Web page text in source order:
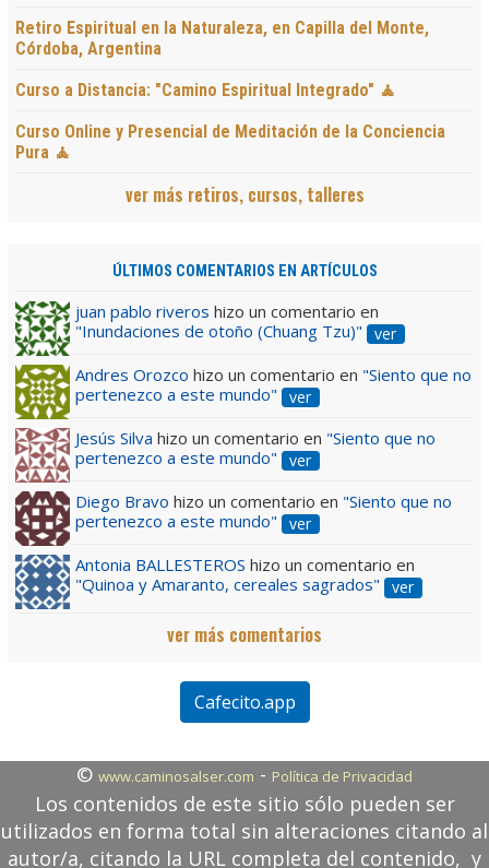
Retiro Espiritual en la Naturaleza, en Capilla del Monte,
Córdoba, Argentina
Curso a Distancia: "Camino Espiritual Integrado" 🧘
Curso Online y Presencial de Meditación de la Conciencia
Pura 🧘
ver más retiros, cursos, talleres
ÚLTIMOS COMENTARIOS EN ARTÍCULOS
juan pablo riveros hizo un comentario en
"Inundaciones de otoño (Chuang Tzu)"
ver
Andres Orozco hizo un comentario en "Siento que no
pertenezco a este mundo"
ver
Jesús Silva hizo un comentario en "Siento que no
pertenezco a este mundo"
ver
Diego Bravo hizo un comentario en "Siento que no
pertenezco a este mundo"
ver
Antonia BALLESTEROS hizo un comentario en
"Quinoa y Amaranto, cereales sagrados"
ver
ver más comentarios
Cafecito.app
© www.caminosalser.com - Política de Privacidad
Los contenidos de este sitio sólo pueden ser
utilizados en forma total sin alteraciones citando al
autor/a, citando la URL completa del contenido, y